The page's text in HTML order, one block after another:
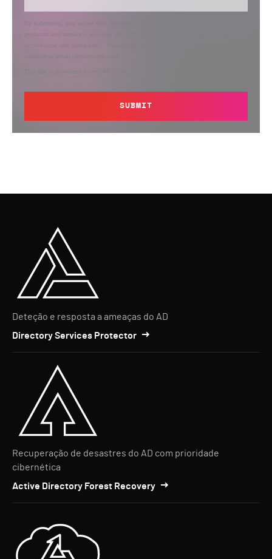
By submitting, you agree that Semperis may send you information regarding its
products and services, and use and process your personal information in
accordance with Semperis’
contacting privacy@semperis.com.
This site is protected by reCAPTCHA.
SUBMIT
Deteção e resposta a ameaças do AD
Directory Services Protector
Recuperação de desastres do AD com prioridade
cibernética
Active Directory Forest Recovery